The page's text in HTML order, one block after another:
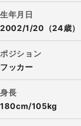
生年月日
2002/1/20（24歳）
ポジション
フッカー
身長
180cm/105kg